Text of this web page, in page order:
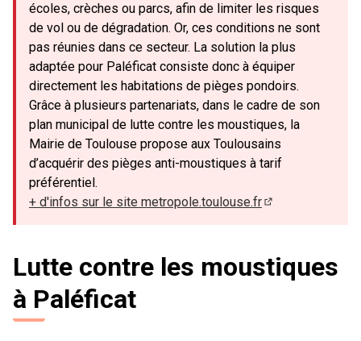
écoles, crèches ou parcs, afin de limiter les risques
de vol ou de dégradation. Or, ces conditions ne sont
pas réunies dans ce secteur. La solution la plus
adaptée pour Paléficat consiste donc à équiper
directement les habitations de pièges pondoirs.
Grâce à plusieurs partenariats, dans le cadre de son
plan municipal de lutte contre les moustiques, la
Mairie de Toulouse propose aux Toulousains
d’acquérir des pièges anti-moustiques à tarif
préférentiel.
+ d'infos sur le site metropole.toulouse.fr
Lutte contre les moustiques
à Paléficat